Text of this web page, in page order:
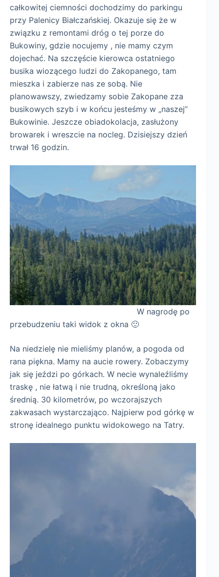
całkowitej ciemności dochodzimy do parkingu
przy Palenicy Białczańskiej. Okazuje się że w
związku z remontami dróg o tej porze do
Bukowiny, gdzie nocujemy , nie mamy czym
dojechać. Na szczęście kierowca ostatniego
busika wiozącego ludzi do Zakopanego, tam
mieszka i zabierze nas ze sobą. Nie
planowawszy, zwiedzamy sobie Zakopane zza
busikowych szyb i w końcu jesteśmy w „naszej”
Bukowinie. Jeszcze obiadokolacja, zasłużony
browarek i wreszcie na nocleg. Dzisiejszy dzień
trwał 16 godzin.
W nagrodę po
przebudzeniu taki widok z okna 🙂
Na niedzielę nie mieliśmy planów, a pogoda od
rana piękna. Mamy na aucie rowery. Zobaczymy
jak się jeździ po górkach. W necie wynaleźliśmy
traskę , nie łatwą i nie trudną, określoną jako
średnią. 30 kilometrów, po wczorajszych
zakwasach wystarczająco. Najpierw pod górkę w
stronę idealnego punktu widokowego na Tatry.